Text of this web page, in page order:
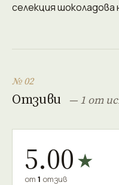
селекция шоколадова
№ 02
Отзиви — 1 от
5.00★
от 1 отзив